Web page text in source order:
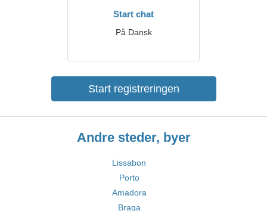
Start chat
På Dansk
Start registreringen
Andre steder, byer
Lissabon
Porto
Amadora
Braga